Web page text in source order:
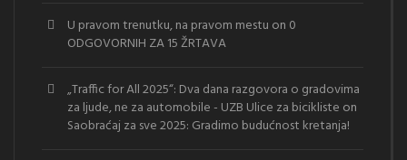
U pravom trenutku, na pravom mestu on 0
ODGOVORNIH ZA 15 ŽRTAVA
„Traffic for All 2025“: Dva dana razgovora o gradovima
za ljude, ne za automobile - UZB Ulice za bicikliste on
Saobraćaj za sve 2025: Gradimo budućnost kretanja!